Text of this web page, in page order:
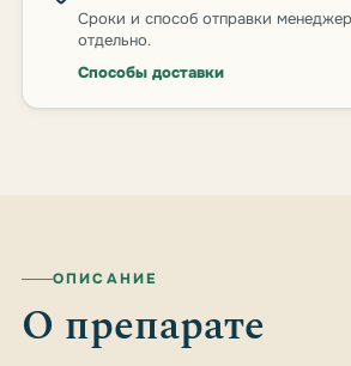
Сроки и способ отправки
отдельно.
Способы доставки
ОПИСАНИЕ
О препарате